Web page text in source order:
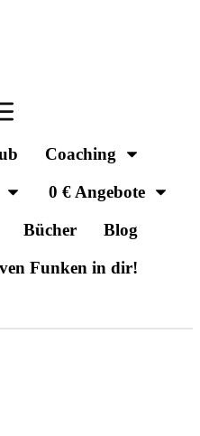
Coaching
0 € Angebote
Bücher
Blog
Funken in dir!